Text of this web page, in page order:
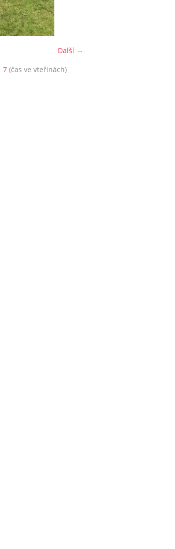
Další →
7(čas ve vteřinách)